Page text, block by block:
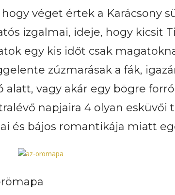
hogy véget értek a Karácsony
izgalmai, ideje, hogy kicsit
egy kis időt csak
zúzmarásak a fák,
alatt, vagy akár egy bögre
napjaira 4 olyan
és bájos romantikája miatt